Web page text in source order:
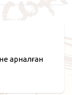
арналған